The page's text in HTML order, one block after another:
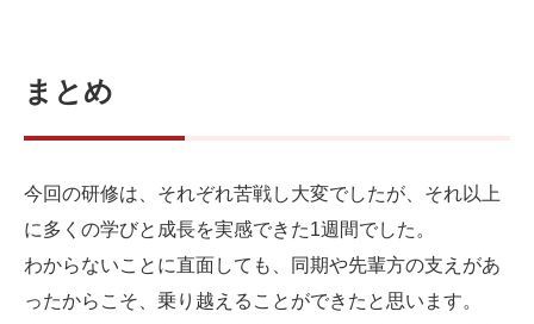
まとめ
今回の研修は、それぞれ苦戦し大変でしたが、それ以上
に多くの学びと成長を実感できた1週間でした。
わからないことに直面しても、同期や先輩方の支えがあ
ったからこそ、乗り越えることができたと思います。